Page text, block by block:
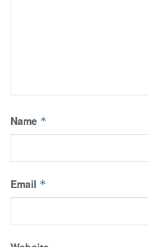
Name *
Email *